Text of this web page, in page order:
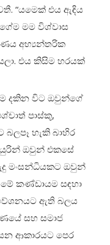
“යමෙක් එය ඇඳිය
මම විශ්වාස
අභ්‍යන්තරික
එය කිසිම හරයක්
දකින විට ඔවුන්ගේ
පාස්කු,
බලපෑ හැකි බාහිර
ඔවුන් එකසේ
මංසන්ධියකට ඔවුන්
කණ්ඩායම සඳහා
ඇති බලය
සහ සමාජ
ආකාරයට පෙර